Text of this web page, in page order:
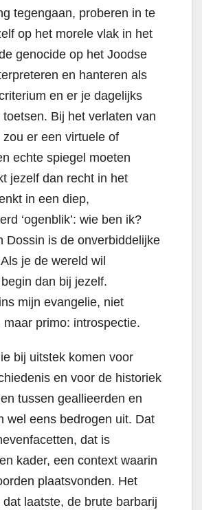
tegengaan, proberen in te
op het morele vlak in het
genocide op het Joodse
en hanteren als
en er je dagelijks
Bij het verlaten van
zou er een virtuele of
echte spiegel moeten
jezelf dan recht in het
in een diep,
‘ogenblik’: wie ben ik?
Dossin is de onverbiddelijke
Als je de wereld wil
dan bij jezelf.
mijn evangelie, niet
maar primo: introspectie.
bij uitstek komen voor
en voor de historiek
tussen geallieerden en
wel eens bedrogen uit. Dat
dat is
kader, een context waarin
plaatsvonden. Het
laatste, de brute barbarij